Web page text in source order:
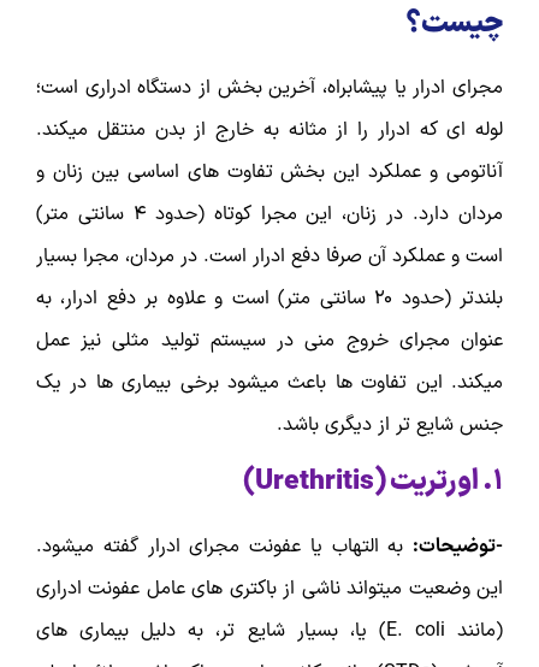
چیست؟
مجرای ادرار یا پیشابراه، آخرین بخش از دستگاه ادراری است؛
لوله ای که ادرار را از مثانه به خارج از بدن منتقل میکند.
آناتومی و عملکرد این بخش تفاوت های اساسی بین زنان و
مردان دارد. در زنان، این مجرا کوتاه (حدود ۴ سانتی متر)
است و عملکرد آن صرفا دفع ادرار است. در مردان، مجرا بسیار
بلندتر (حدود ۲۰ سانتی متر) است و علاوه بر دفع ادرار، به
عنوان مجرای خروج منی در سیستم تولید مثلی نیز عمل
میکند. این تفاوت ها باعث میشود برخی بیماری ها در یک
جنس شایع تر از دیگری باشد.
۱. اورتریت (Urethritis
)
-توضیحات: به التهاب یا عفونت مجرای ادرار گفته میشود.
این وضعیت میتواند ناشی از باکتری های عامل عفونت ادراری
(مانند E. coli) یا، بسیار شایع تر، به دلیل بیماری های